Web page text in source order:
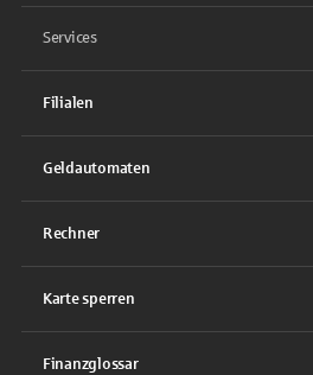
Services
Filialen
Geldautomaten
Rechner
Karte sperren
Finanzglossar